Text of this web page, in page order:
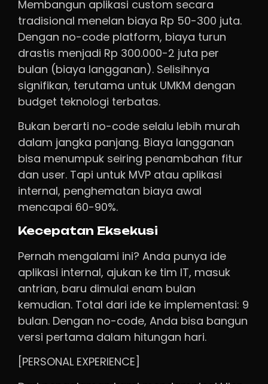
Membangun aplikasi custom secara
tradisional menelan biaya Rp 50-300 juta.
Dengan no-code platform, biaya turun
drastis menjadi Rp 300.000-2 juta per
bulan (biaya langganan). Selisihnya
signifikan, terutama untuk UMKM dengan
budget teknologi terbatas.
Bukan berarti no-code selalu lebih murah
dalam jangka panjang. Biaya langganan
bisa menumpuk seiring penambahan fitur
dan user. Tapi untuk MVP atau aplikasi
internal, penghematan biaya awal
mencapai 60-90%.
Kecepatan Eksekusi
Pernah mengalami ini? Anda punya ide
aplikasi internal, ajukan ke tim IT, masuk
antrian, baru dimulai enam bulan
kemudian. Total dari ide ke implementasi: 9
bulan. Dengan no-code, Anda bisa bangun
versi pertama dalam hitungan hari.
[PERSONAL EXPERIENCE]